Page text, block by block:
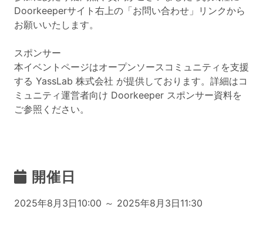
Doorkeeperサイト右上の「お問い合わせ」リンクから
お願いいたします。
スポンサー
本イベントページはオープンソースコミュニティを支援
する YassLab 株式会社 が提供しております。詳細はコ
ミュニティ運営者向け Doorkeeper スポンサー資料を
ご参照ください。
開催日
2025年8月3日10:00 ～ 2025年8月3日11:30